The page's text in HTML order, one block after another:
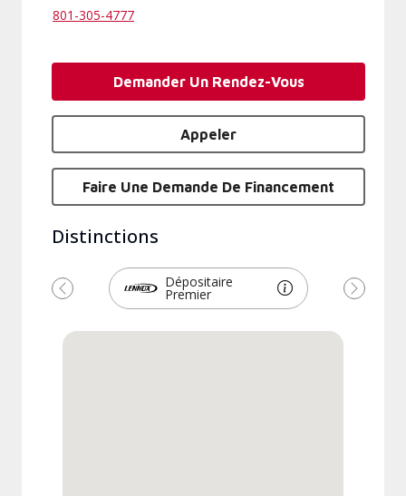
801-305-4777
Demander Un Rendez-Vous
Appeler
Faire Une Demande De Financement
Distinctions
Dépositaire
Premier
Précédent Suivant